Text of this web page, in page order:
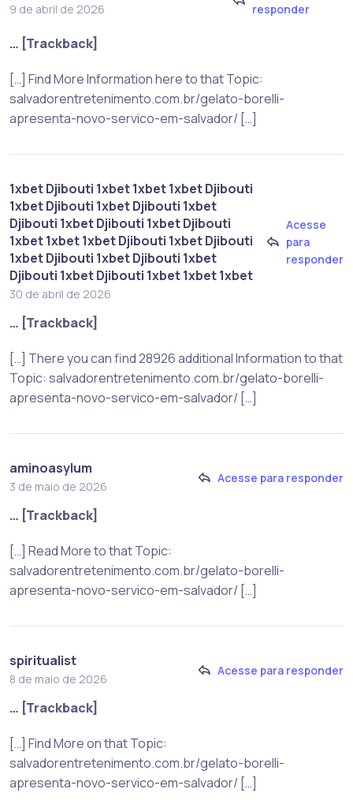
9 de abril de 2026
responder
… [Trackback]
[…] Find More Information here to that Topic:
salvadorentretenimento.com.br/gelato-borelli-
apresenta-novo-servico-em-salvador/ […]
1xbet Djibouti 1xbet 1xbet 1xbet Djibouti
1xbet Djibouti 1xbet Djibouti 1xbet
Djibouti 1xbet Djibouti 1xbet Djibouti
1xbet 1xbet 1xbet Djibouti 1xbet Djibouti
1xbet Djibouti 1xbet Djibouti 1xbet
Djibouti 1xbet Djibouti 1xbet 1xbet 1xbet
30 de abril de 2026
Acesse
para
responder
… [Trackback]
[…] There you can find 28926 additional Information to that
Topic: salvadorentretenimento.com.br/gelato-borelli-
apresenta-novo-servico-em-salvador/ […]
aminoasylum
3 de maio de 2026
Acesse para responder
… [Trackback]
[…] Read More to that Topic:
salvadorentretenimento.com.br/gelato-borelli-
apresenta-novo-servico-em-salvador/ […]
spiritualist
8 de maio de 2026
Acesse para responder
… [Trackback]
[…] Find More on that Topic:
salvadorentretenimento.com.br/gelato-borelli-
apresenta-novo-servico-em-salvador/ […]